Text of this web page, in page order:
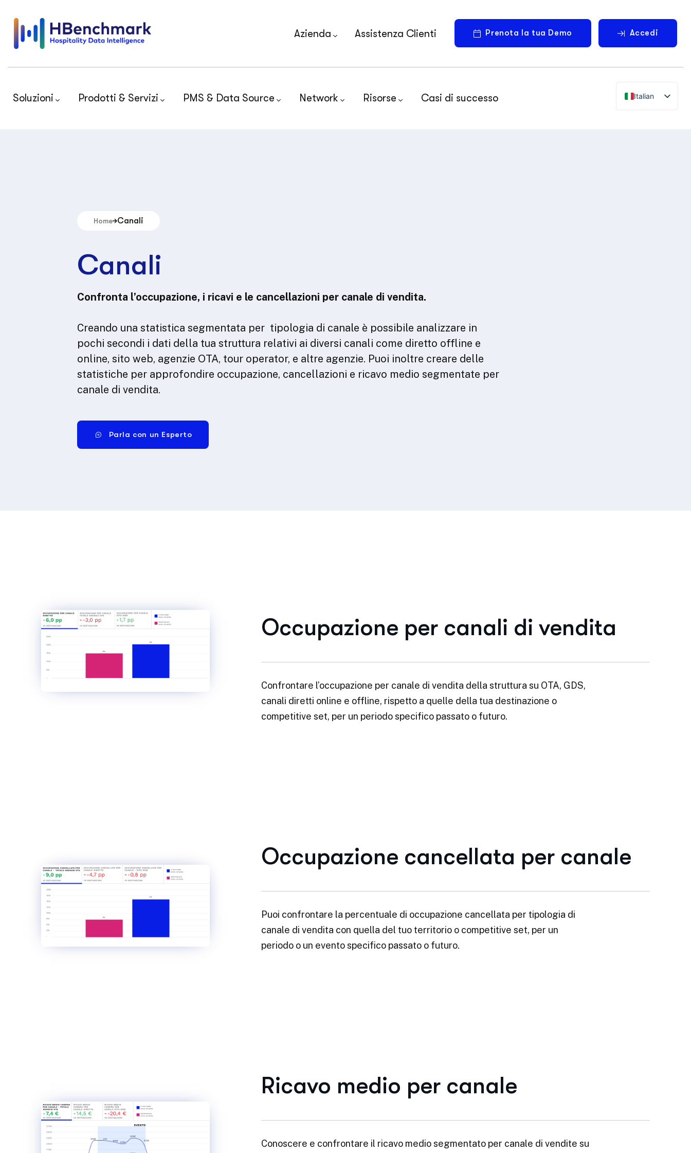
Azienda Assistenza Clienti Prenota la tua Demo Accedi
Soluzioni Prodotti & Servizi PMS & Data Source Network Risorse Casi di successo
Italian
English
Home Canali
Canali
Confronta l’occupazione, i ricavi e le cancellazioni per canale di vendita.
Creando una statistica segmentata per tipologia di canale è possibile analizzare in
pochi secondi i dati della tua struttura relativi ai diversi canali come diretto offline e
online, sito web, agenzie OTA, tour operator, e altre agenzie. Puoi inoltre creare delle
statistiche per approfondire occupazione, cancellazioni e ricavo medio segmentate per
canale di vendita.
Parla con un Esperto
Occupazione per canali di vendita
Confrontare l’occupazione per canale di vendita della struttura su OTA, GDS,
canali diretti online e offline, rispetto a quelle della tua destinazione o
competitive set, per un periodo specifico passato o futuro.
Occupazione cancellata per canale
Puoi confrontare la percentuale di occupazione cancellata per tipologia di
canale di vendita con quella del tuo territorio o competitive set, per un
periodo o un evento specifico passato o futuro.
Ricavo medio per canale
Conoscere e confrontare il ricavo medio segmentato per canale di vendite su